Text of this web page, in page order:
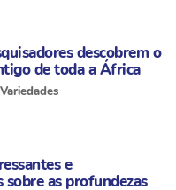
descobrem o
de toda a África
Variedades
e
sobre as profundezas